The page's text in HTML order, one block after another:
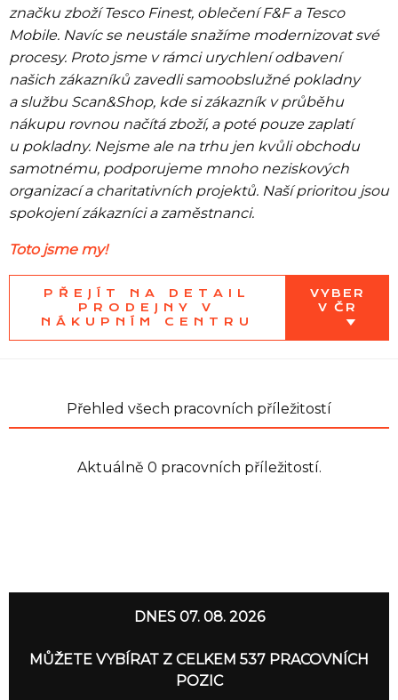
Seznam prodejen
Seznam NC
Informace
značku zboží Tesco Finest, oblečení F&F a Tesco
Mobile. Navíc se neustále snažíme modernizovat své
procesy. Proto jsme v rámci urychlení odbavení
našich zákazníků zavedli samoobslužné pokladny
a službu Scan&Shop, kde si zákazník v průběhu
nákupu rovnou načítá zboží, a poté pouze zaplatí
u pokladny. Nejsme ale na trhu jen kvůli obchodu
samotnému, podporujeme mnoho neziskových
organizací a charitativních projektů. Naší prioritou jsou
spokojení zákazníci a zaměstnanci.
Toto jsme my!
PŘEJÍT NA DETAIL
PRODEJNY V
NÁKUPNÍM CENTRU
VYBER
V ČR
Přehled všech pracovních příležitostí
Aktuálně 0 pracovních příležitostí.
DNES 07. 08. 2026
MŮŽETE VYBÍRAT Z CELKEM 537 PRACOVNÍCH
POZIC